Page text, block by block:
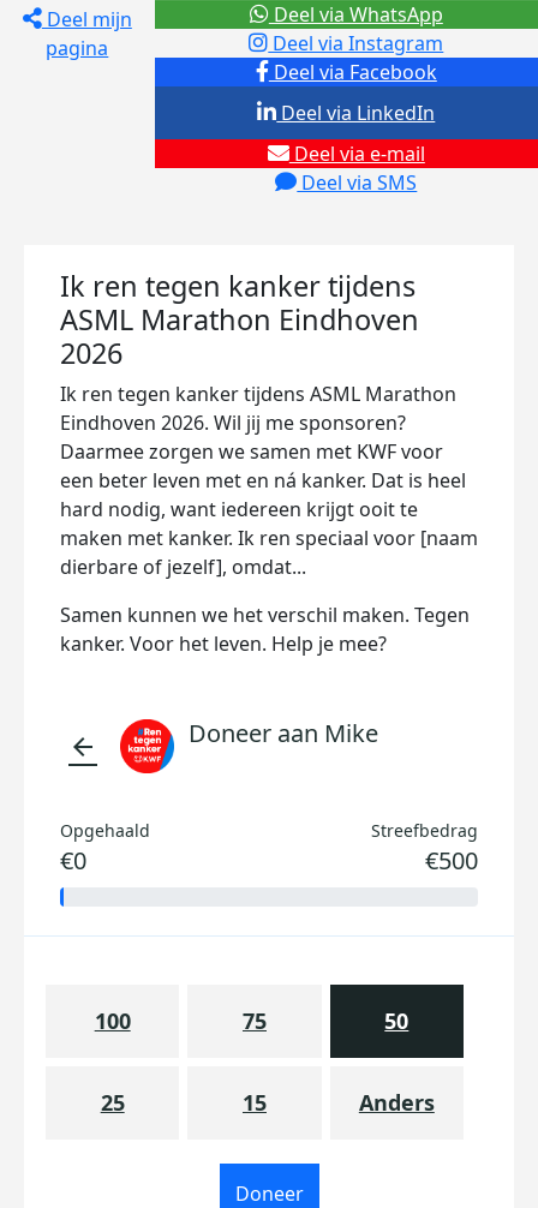
Deel mijn
pagina
Deel via Facebook
Deel via Instagram
Deel via e-mail
Deel via SMS
Deel via LinkedIn
Deel via WhatsApp
Ik ren tegen kanker tijdens
ASML Marathon Eindhoven
2026
Ik ren tegen kanker tijdens ASML Marathon
Eindhoven 2026. Wil jij me sponsoren?
Daarmee zorgen we samen met KWF voor
een beter leven met en ná kanker. Dat is heel
hard nodig, want iedereen krijgt ooit te
maken met kanker. Ik ren speciaal voor [naam
dierbare of jezelf], omdat...
Samen kunnen we het verschil maken. Tegen
kanker. Voor het leven. Help je mee?
arrow_back Doneer aan Mike
Opgehaald
€0
Streefbedrag
€500
100 75 50
25 15 Anders
Doneer